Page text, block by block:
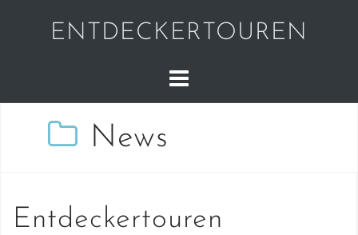
ENTDECKERTOUREN
News
Entdeckertouren